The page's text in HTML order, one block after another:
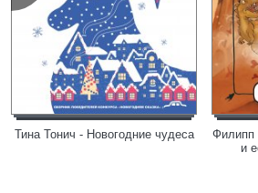
Тина Тонич - Новогодние чудеса
Филипп
и